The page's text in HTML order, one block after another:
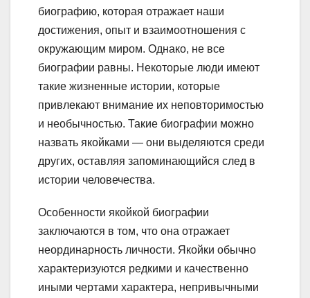
биографию, которая отражает наши
достижения, опыт и взаимоотношения с
окружающим миром. Однако, не все
биографии равны. Некоторые люди имеют
такие жизненные истории, которые
привлекают внимание их неповторимостью
и необычностью. Такие биографии можно
назвать якойками — они выделяются среди
других, оставляя запоминающийся след в
истории человечества.
Особенности якойкой биографии
заключаются в том, что она отражает
неординарность личности. Якойки обычно
характеризуются редкими и качественно
иными чертами характера, непривычными